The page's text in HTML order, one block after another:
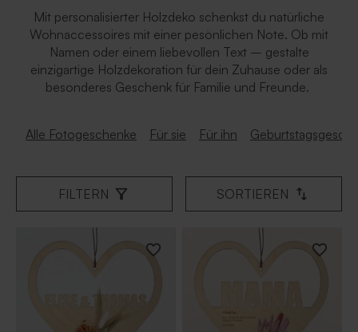
Mit personalisierter Holzdeko schenkst du natürliche
Wohnaccessoires mit einer pesönlichen Note. Ob mit
Namen oder einem liebevollen Text – gestalte
einzigartige Holzdekoration für dein Zuhause oder als
besonderes Geschenk für Familie und Freunde.
Alle Fotogeschenke Für sie Für ihn
FILTERN SORTIEREN